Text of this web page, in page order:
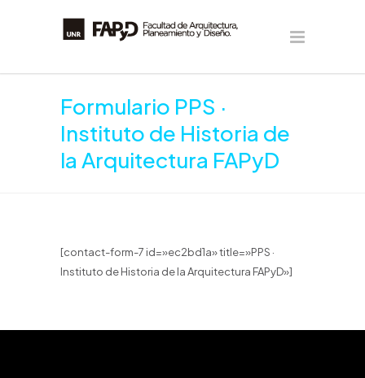
Formulario PPS ·
Instituto de Historia de
la Arquitectura FAPyD
[contact-form-7 id=»ec2bd1a» title=»PPS ·
Instituto de Historia de la Arquitectura FAPyD»]